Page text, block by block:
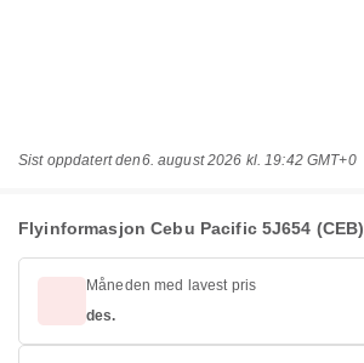
Sist oppdatert den6. august 2026 kl. 19:42 GMT+0
Flyinformasjon Cebu Pacific 5J654 (CEB)
Måneden med lavest pris
des.